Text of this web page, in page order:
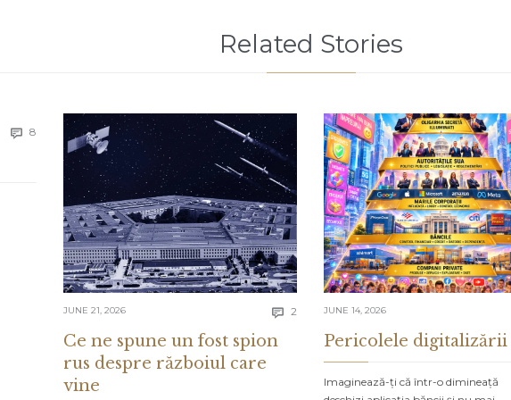
Related Stories
 8 Comments
JUNE 21, 2026  2 Comments
Ce ne spune un fost spion
rus despre războiul care
vine
JUNE 14, 2026
Pericolele digitalizării
Imaginează-ți că într-o dimineață